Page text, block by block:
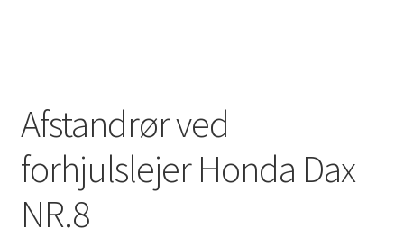
Afstandrør ved
forhjulslejer Honda Dax
NR.8